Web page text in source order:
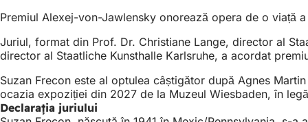
Premiul Alexej-von-Jawlensky onorează opera de o viață
Juriul, format din Prof. Dr. Christiane Lange, director al
director al Staatliche Kunsthalle Karlsruhe, a acordat
Suzan Frecon este al optulea câștigător după Agnes
ocazia expoziției din 2027 de la Muzeul Wiesbaden, în
Declarația juriului